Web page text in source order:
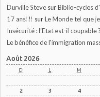
Durville Steve surBiblio-cycles
17 ans!!! surLe Monde tel que
Insécurité : l'Etat est-il coupable
Le bénéfice de l'immigration
Août 2026
D L M
2
3 4